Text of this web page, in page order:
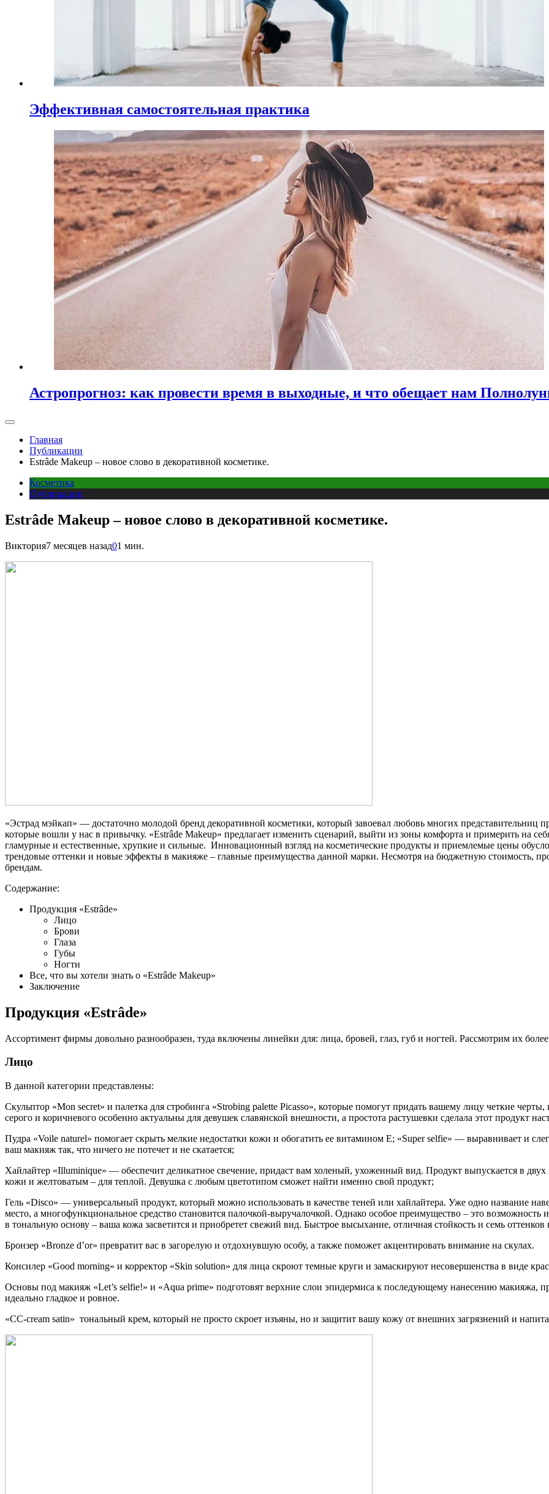
Эффективная самостоятельная практика
Астропрогноз: как провести время в выходные, и что обещает нам
Главная
Публикации
Estrâde Makeup – новое слово в декоративной косметике.
Косметика
Публикации
Estrâde Makeup – новое слово в декоративной косметике.
Виктория7 месяцев назад01 мин.
«Эстрад мэйкап» — достаточно молодой бренд декоративной косметики, который завоевал любовь многих
которые вошли у нас в привычку. «Estrâde Makeup» предлагает изменить сценарий, выйти из зоны комфорта и примерить на
гламурные и естественные, хрупкие и сильные. Инновационный взгляд на косметические продукты и приемлемые цены
трендовые оттенки и новые эффекты в макияже – главные преимущества данной марки. Несмотря на бюджетную стоимость,
брендам.
Содержание:
Продукция «Estrâde»
Лицо
Брови
Глаза
Губы
Ногти
Все, что вы хотели знать о «Estrâde Makeup»
Заключение
Продукция «Estrâde»
Ассортимент фирмы довольно разнообразен, туда включены линейки для: лица, бровей, глаз, губ и ногтей. Рассмотрим их
Лицо
В данной категории представлены:
Скульптор «Mon secret» и палетка для стробинга «Strobing palette Picasso», которые помогут придать вашему лицу четкие
серого и коричневого особенно актуальны для девушек славянской внешности, а простота растушевки сделала этот продукт
Пудра «Voile naturel» помогает скрыть мелкие недостатки кожи и обогатить ее витамином Е; «Super selfie» — выравнивает и
ваш макияж так, что ничего не потечет и не скатается;
Хайлайтер «Illuminique» — обеспечит деликатное свечение, придаст вам холеный, ухоженный вид. Продукт выпускается в
кожи и желтоватым – для теплой. Девушка с любым цветотипом сможет найти именно свой продукт;
Гель «Disco» — универсальный продукт, который можно использовать в качестве теней или хайлайтера. Уже одно название
место, а многофункциональное средство становится палочкой-выручалочкой. Однако особое преимущество – это возможность
в тональную основу – ваша кожа засветится и приобретет свежий вид. Быстрое высыхание, отличная стойкость и семь
Бронзер «Bronze d’or» превратит вас в загорелую и отдохнувшую особу, а также поможет акцентировать внимание на скулах.
Консилер «Good morning» и корректор «Skin solution» для лица скроют темные круги и замаскируют несовершенства в виде
Основы под макияж «Let’s selfie!» и «Aqua prime» подготовят верхние слои эпидермиса к последующему нанесению макияжа,
идеально гладкое и ровное.
«СС-cream satin» тональный крем, который не просто скроет изъяны, но и защитит вашу кожу от внешних загрязнений и